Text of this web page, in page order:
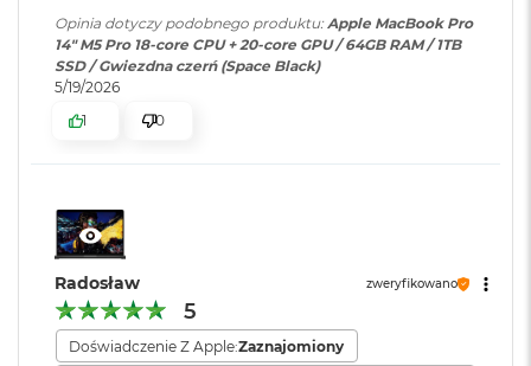
2
5
6
G
M
B
o
k
A
i
r
rozdzielczość natywna 3024 na 1964 piksele przy 254 pikselach na
XDR (Extreme Dynamic Range)
Kontrast 1 000 000:1
Pojemność baterii: 72,4 Wh
Szybkie ładowanie
Ładowanie i
rozbudowa
Thunderbolt 5 (do 120 Gb/s),
Opinia dotyczy podobnego produktu: Apple MacBook Pro
14" M5 Pro 18-core CPU + 20-core GPU / 64GB RAM / 1TB
SSD / Gwiezdna czerń (Space Black)
5/19/2026
1
0
Radosław zweryfikowano
5
Doświadczenie Z Apple:Zaznajomiony